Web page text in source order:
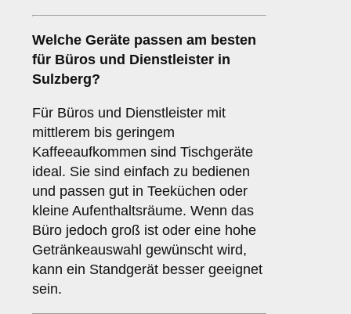
Welche Geräte passen am besten
für Büros und Dienstleister in
Sulzberg?
Für Büros und Dienstleister mit
mittlerem bis geringem
Kaffeeaufkommen sind Tischgeräte
ideal. Sie sind einfach zu bedienen
und passen gut in Teeküchen oder
kleine Aufenthaltsräume. Wenn das
Büro jedoch groß ist oder eine hohe
Getränkeauswahl gewünscht wird,
kann ein Standgerät besser geeignet
sein.